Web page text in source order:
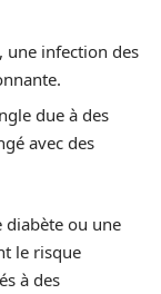
une infection des
due à des
avec des
diabète ou une
le risque
à des